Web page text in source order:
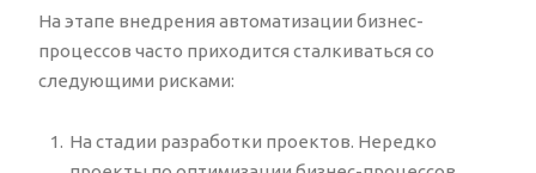
На этапе внедрения автоматизации бизнес-
процессов часто приходится сталкиваться со
следующими рисками:
На стадии разработки проектов. Нередко